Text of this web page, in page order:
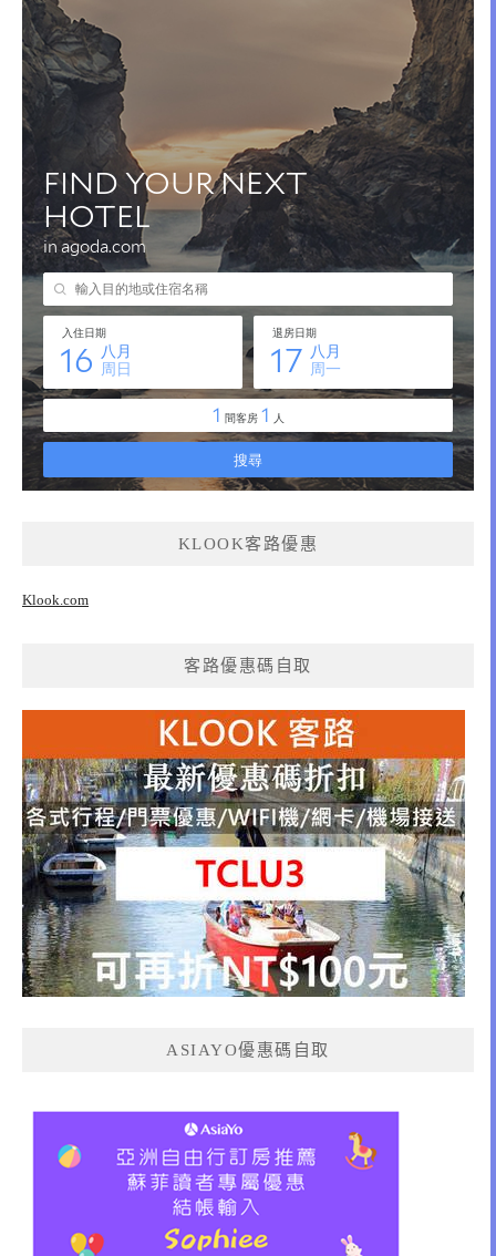
KLOOK客路優惠
Klook.com
客路優惠碼自取
ASIAYO優惠碼自取